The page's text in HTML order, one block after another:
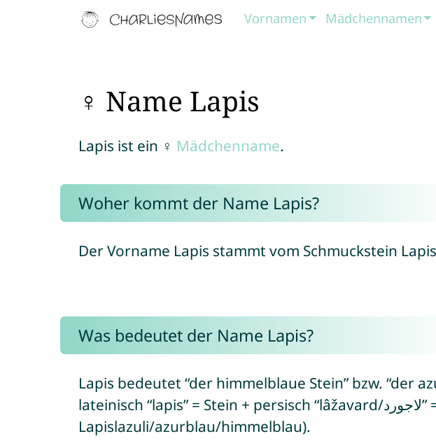
Vornamen Mädchennamen
♀ Name Lapis
Lapis ist ein ♀ Mädchenname.
Woher kommt der Name Lapis?
Der Vorname Lapis stammt vom Schmuckstein
Was bedeutet der Name Lapis?
Lapis bedeutet “der himmelblaue Stein” bzw. “der
lateinisch “lapis” = Stein + persisch “lâžavard/لاجورد” =
Lapislazuli/azurblau/himmelblau).